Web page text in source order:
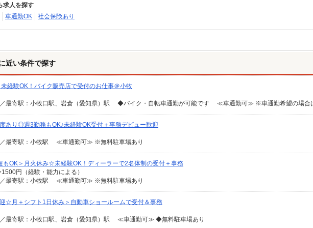
求人を探す
車通勤OK 社会保険あり
近い条件で探す
未経験OK！バイク販売店で受付のお仕事＠小牧
あり◎週3勤務もOK♪未経験OK受付＋事務デビュー歓迎
／最寄駅：小牧駅 ≪車通勤可≫ ※無料駐車場あり
もOK＞月火休み☆未経験OK！ディーラーで2名体制の受付＋事務
円（経験・能力による）
／最寄駅：小牧駅 ≪車通勤可≫ ※無料駐車場あり
☆月＋シフト1日休み＞自動車ショールームで受付＆事務
最寄駅：小牧口駅、岩倉（愛知県）駅 ≪車通勤可≫ ◆無料駐車場あり